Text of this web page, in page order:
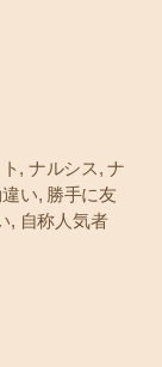
, ナルシス,ナ
い, 勝手に友
, 自称人気者